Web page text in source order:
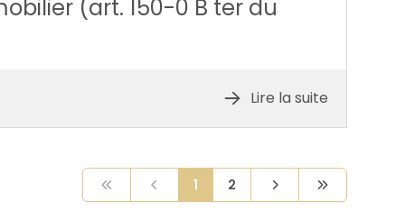
(art. 150-0 B ter du
Lire la suite
PreviousPrevious1 2 Next Next